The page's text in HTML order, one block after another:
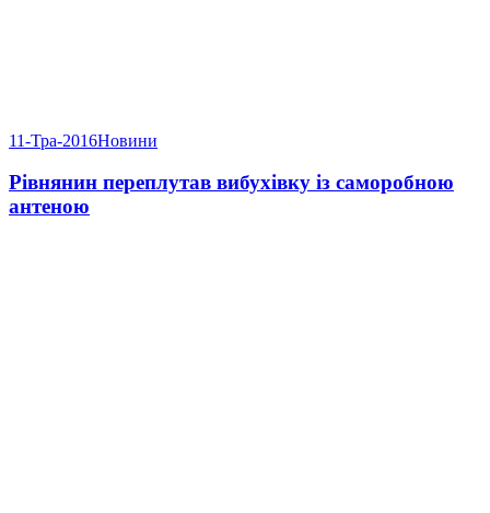
11-Тра-2016Новини
Рівнянин переплутав вибухівку із саморобною
антеною